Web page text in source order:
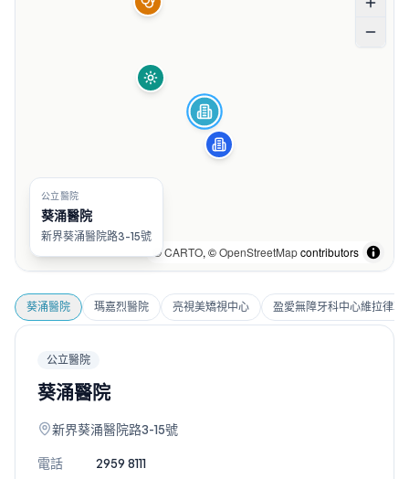
©CARTO, ©OpenStreetMapcontributors
公立醫院
葵涌醫院
新界葵涌醫院路3-15號
葵涌醫院 瑪嘉烈醫院 亮視美矯視中心 盈愛無障牙科中心維拉律敦
公立醫院
葵涌醫院
新界葵涌醫院路3-15號
電話
2959 8111